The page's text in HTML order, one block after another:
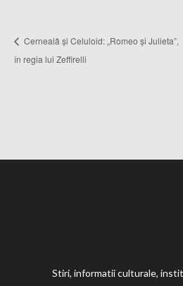
Cerneală și Celuloid: „Romeo și Julieta”,
în regia lui Zeffirelli
Stiri, informatii culturale,